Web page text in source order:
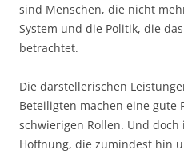
sind Menschen, die nicht
System und die Politik, die
betrachtet.
Die darstellerischen
Beteiligten machen eine gute
schwierigen Rollen. Und
Hoffnung, die zumindest hin